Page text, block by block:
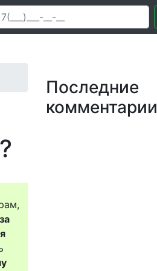
Последние
комментарии